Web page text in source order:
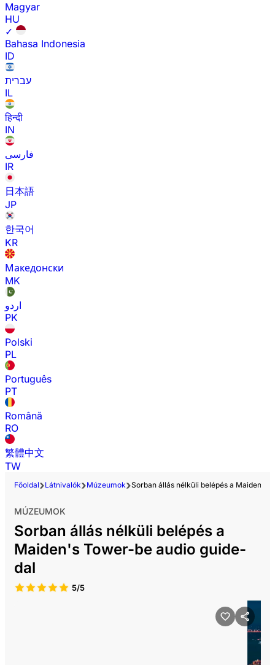
Magyar
HU
✓
Bahasa Indonesia
ID
עברית
IL
हिन्दी
IN
فارسی
IR
日本語
JP
한국어
KR
Македонски
MK
اردو
PK
Polski
PL
Português
PT
Română
RO
繁體中文
TW
Főoldal Látnivalók Múzeumok Sorban állás nélküli belépés a Maiden's
MÚZEUMOK
Sorban állás nélküli belépés a
Maiden's Tower-be audio guide-
dal
5/5